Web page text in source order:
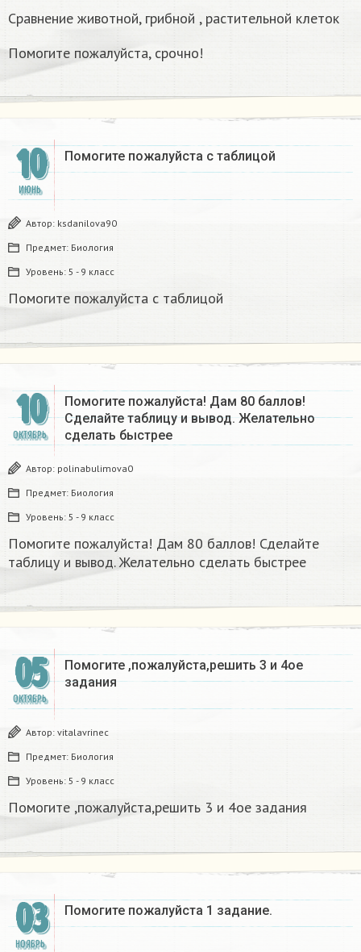
Сравнение животной, грибной , растительной клеток
Помогите пожалуйста, срочно!
10
ИЮНЬ
Помогите пожалуйста с таблицой
Автор: ksdanilova90
Предмет: Биология
Уровень: 5 - 9 класс
Помогите пожалуйста с таблицой
10
ОКТЯБРЬ
Помогите пожалуйста! Дам 80 баллов!
Сделайте таблицу и вывод. Желательно
сделать быстрее
Автор: polinabulimova0
Предмет: Биология
Уровень: 5 - 9 класс
Помогите пожалуйста! Дам 80 баллов! Сделайте
таблицу и вывод. Желательно сделать быстрее
05
ОКТЯБРЬ
Помогите ,пожалуйста,решить 3 и 4ое
задания
Автор: vitalavrinec
Предмет: Биология
Уровень: 5 - 9 класс
Помогите ,пожалуйста,решить 3 и 4ое задания
03
НОЯБРЬ
Помогите пожалуйста 1 задание.